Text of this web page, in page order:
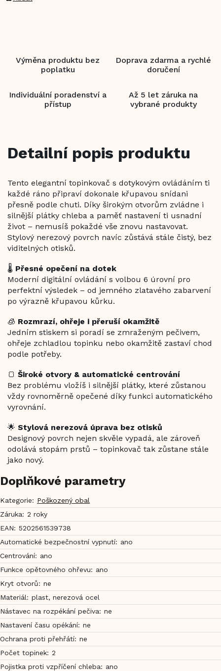
Výměna produktu bez
poplatku
Doprava zdarma a rychlé
doručení
Individuální poradenství a
přístup
Až 5 let záruka na
vybrané produkty
Detailní popis produktu
Tento elegantní topinkovač s dotykovým ovládáním ti
každé ráno připraví dokonale křupavou snídani
přesně podle chuti. Díky širokým otvorům zvládne i
silnější plátky chleba a paměť nastavení ti usnadní
život – nemusíš pokaždé vše znovu nastavovat.
Stylový nerezový povrch navíc zůstává stále čistý, bez
viditelných otisků.
🌡️ Přesné opečení na dotek
Moderní digitální ovládání s volbou 6 úrovní pro
perfektní výsledek – od jemného zlatavého zabarvení
po výrazně křupavou kůrku.
🧊 Rozmrazí, ohřeje i přeruší okamžitě
Jedním stiskem si poradí se zmraženým pečivem,
ohřeje zchladlou topinku nebo okamžitě zastaví chod
podle potřeby.
🍞 Široké otvory & automatické centrování
Bez problému vložíš i silnější plátky, které zůstanou
vždy rovnoměrně opečené díky funkci automatického
vyrovnání.
🌟 Stylová nerezová úprava bez otisků
Designový povrch nejen skvěle vypadá, ale zároveň
odolává stopám prstů – topinkovač tak zůstane stále
jako nový.
Doplňkové parametry
Kategorie: Poškozený obal
Záruka: 2 roky
EAN: 5202561539738
Automatické bezpečnostní vypnutí: ano
Centrování: ano
Funkce opětovného ohřevu: ano
Kryt otvorů: ne
Materiál: plast, nerezová ocel
Nástavec na rozpékání pečiva: ne
Nastavení času opékání: ne
Ochrana proti přehřátí: ne
Počet topinek: 2
Pojistka proti vzpříčení chleba: ano